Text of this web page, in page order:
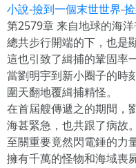
小說-撿到一個末世世界-
第2579章 来自地球的海
總共步行開端的下，也是
這也引致了緝捕的鞏固率
當劉明宇到新小圈子的時
圍天翻地覆緝捕精怪。
在首屆艘傳遞之的期間，
海甚緊急，也共跟了病故。
至關重要竟然閃電錘的力
擁有千萬的怪物和海域喪